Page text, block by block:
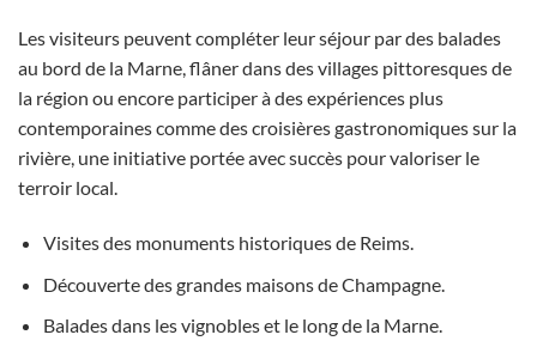
Les visiteurs peuvent compléter leur séjour par des balades
au bord de la Marne, flâner dans des villages pittoresques de
la région ou encore participer à des expériences plus
contemporaines comme des croisières gastronomiques sur la
rivière, une initiative portée avec succès pour valoriser le
terroir local.
Visites des monuments historiques de Reims.
Découverte des grandes maisons de Champagne.
Balades dans les vignobles et le long de la Marne.